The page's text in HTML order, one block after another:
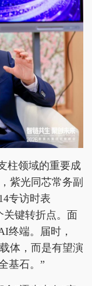
柱领域的重要成
紫光同芯常务副
专访时表
关键转折点。面
终端。届时，
体，而是有望演
基石。”